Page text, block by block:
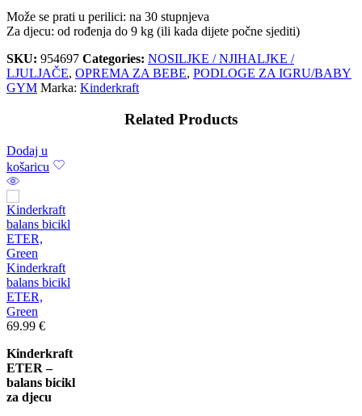
Može se prati u perilici: na 30 stupnjeva
Za djecu: od rođenja do 9 kg (ili kada dijete počne sjediti)
SKU: 954697 Categories: NOSILJKE / NJIHALJKE /
LJULJAČE, OPREMA ZA BEBE, PODLOGE ZA IGRU/BABY
GYM Marka: Kinderkraft
Related Products
Dodaj u
košaricu
Kinderkraft
balans bicikl
ETER,
Green
69.99 €
Kinderkraft
ETER –
balans bicikl
za djecu